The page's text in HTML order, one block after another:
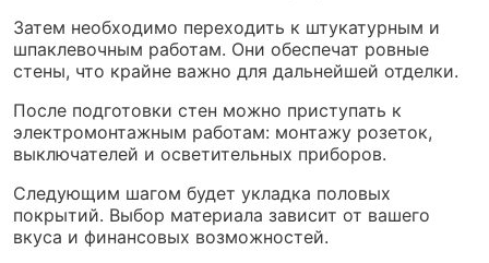
Затем необходимо переходить к штукатурным и
шпаклевочным работам. Они обеспечат ровные
стены, что крайне важно для дальнейшей отделки.
После подготовки стен можно приступать к
электромонтажным работам: монтажу розеток,
выключателей и осветительных приборов.
Следующим шагом будет укладка половых
покрытий. Выбор материала зависит от вашего
вкуса и финансовых возможностей.